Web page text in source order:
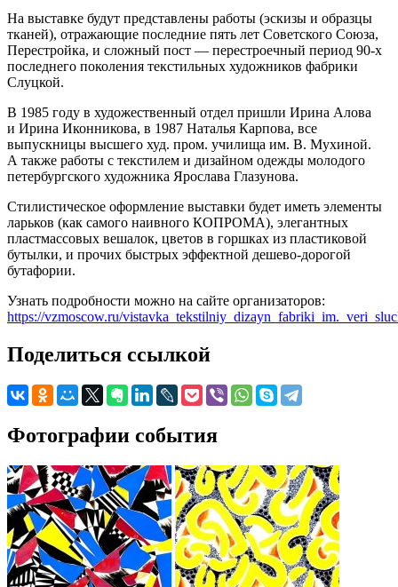
На выставке будут представлены работы (эскизы и образцы
тканей), отражающие последние пять лет Советского Союза,
Перестройка, и сложный пост — перестроечный период 90-х
последнего поколения текстильных художников фабрики
Слуцкой.
В 1985 году в художественный отдел пришли Ирина Алова
и Ирина Иконникова, в 1987 Наталья Карпова, все
выпускницы высшего худ. пром. училища им. В. Мухиной.
А также работы с текстилем и дизайном одежды молодого
петербургского художника Ярослава Глазунова.
Стилистическое оформление выставки будет иметь элементы
ларьков (как самого наивного КОПРОМА), элегантных
пластмассовых вешалок, цветов в горшках из пластиковой
бутылки, и прочих быстрых эффектной дешево-дорогой
бутафории.
Узнать подробности можно на сайте организаторов:
https://vzmoscow.ru/
Поделиться ссылкой
Фотографии события